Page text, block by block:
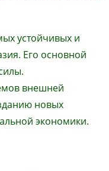
устойчивых и
Его основной
внешней
новых
экономики.